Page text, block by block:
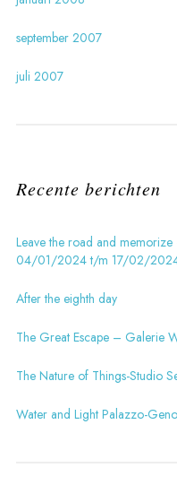
september 2007
juli 2007
Recente berichten
Leave the road and
04/01/2024 t/m 17/02/
After the eighth day
The Great Escape – Galerie
The Nature of Things-Studio
Water and Light Palazzo-